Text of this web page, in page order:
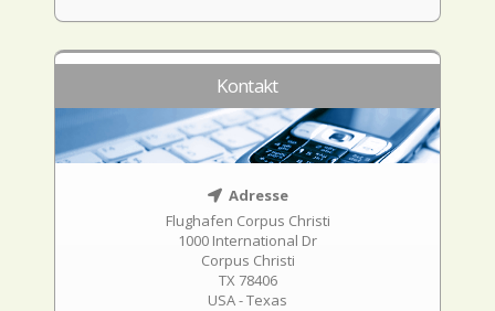
Kontakt
Adresse
Flughafen Corpus Christi
1000 International Dr
Corpus Christi
TX 78406
USA - Texas